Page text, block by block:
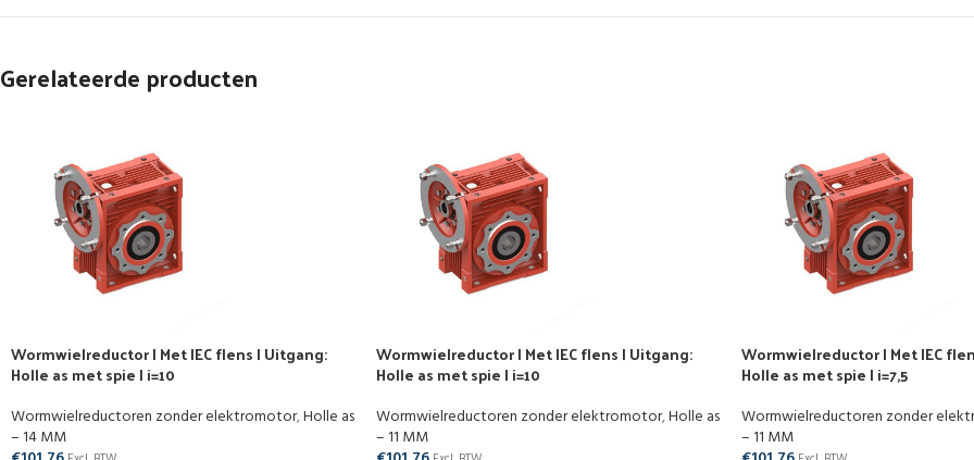
Gerelateerde producten
Wormwielreductor | Met IEC flens | Uitgang:
Holle as met spie | i=10
Wormwielreductoren zonder elektromotor,Holle as
– 14 MM
Wormwielreductor | Met IEC flens | Uitgang:
Holle as met spie | i=10
Wormwielreductoren zonder elektromotor,Holle as
– 11 MM
Wormwielreductor | Met IEC
Holle as met spie | i=7,5
Wormwielreductoren zonder
– 11 MM